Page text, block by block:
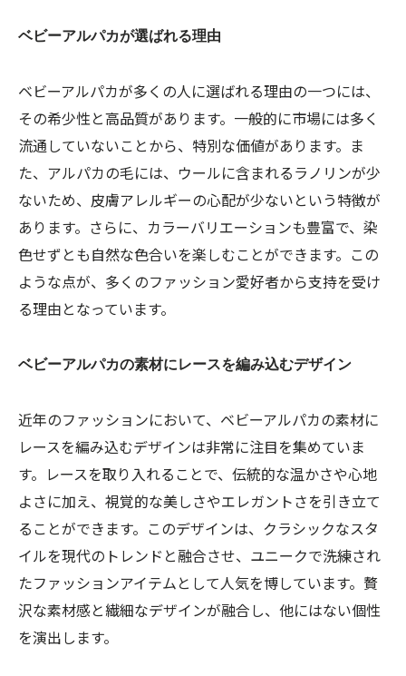
ベビーアルパカが選ばれる理由
ベビーアルパカが多くの人に選ばれる理由の一つには、
その希少性と高品質があります。一般的に市場には多く
流通していないことから、特別な価値があります。ま
た、アルパカの毛には、ウールに含まれるラノリンが少
ないため、皮膚アレルギーの心配が少ないという特徴が
あります。さらに、カラーバリエーションも豊富で、染
色せずとも自然な色合いを楽しむことができます。この
ような点が、多くのファッション愛好者から支持を受け
る理由となっています。
ベビーアルパカの素材にレースを編み込むデザイン
近年のファッションにおいて、ベビーアルパカの素材に
レースを編み込むデザインは非常に注目を集めていま
す。レースを取り入れることで、伝統的な温かさや心地
よさに加え、視覚的な美しさやエレガントさを引き立て
ることができます。このデザインは、クラシックなスタ
イルを現代のトレンドと融合させ、ユニークで洗練され
たファッションアイテムとして人気を博しています。贅
沢な素材感と繊細なデザインが融合し、他にはない個性
を演出します。